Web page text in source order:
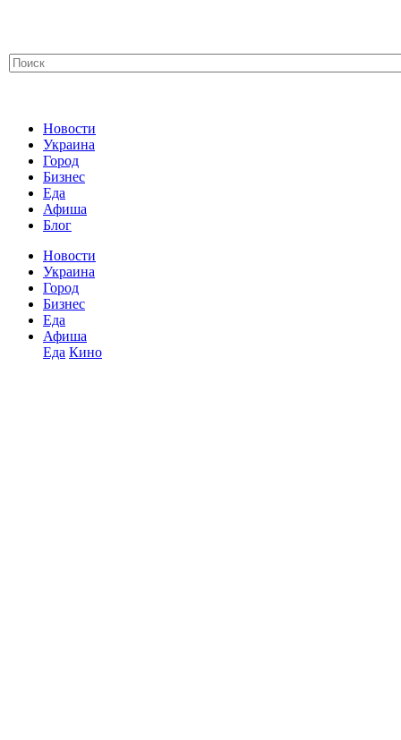
Новости
Украина
Город
Бизнес
Еда
Афиша
Блог
Новости
Украина
Город
Бизнес
Еда
Афиша
Еда Кино